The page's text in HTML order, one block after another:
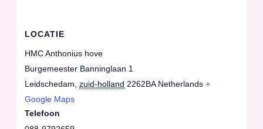
LOCATIE
HMC Anthonius hove
Burgemeester Banninglaan 1
Leidschedam zuid-holland 2262BA Netherlands +
Google Maps
Telefoon